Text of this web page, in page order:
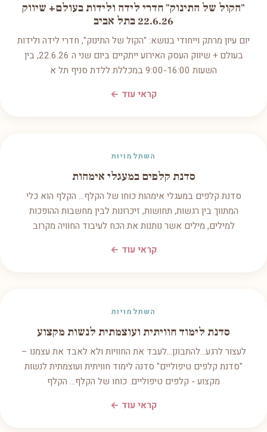
"הקול של התינוק" חדרי לידה ולידות בעולם+ שיווק
22.6.26 בתל אביב
יום עיון מרתק וייחודי בנושא: "הקול של התינוק", חדרי לידה ולידות
בעולם + שיווק העסק האירוע ייתקיים ביום שני ה 22.6.26, בין
השעות 9:00-16:00 במכללת ללדת סניף תל א
קראי עוד ←
השתלמויות
סדנת קלפים במעגלי אימהות
סדנת קלפים במעגלי אימהות כוחו של הקלף... הקלף הוא כלי
המתווך בין רגשות, תחושות, זיכרונות לבין מחשבות ההופכות
למילים, מילים אשר נותנות את הכח לעיבוד החוויה מקרוב
קראי עוד ←
השתלמויות
סדנת לימוד חוויתית ועוצמתית לנשות מקצוע
לעצור לרגע...להתבונן...לעבד את החוויות ולא לאבד את עצמנו –
"סדנת קלפים טיפוליים" סדנה לימוד חוויתית ועוצמתית לנשות
מקצוע - קלפים טיפוליים. כוחו של הקלף... הקלף
קראי עוד ←